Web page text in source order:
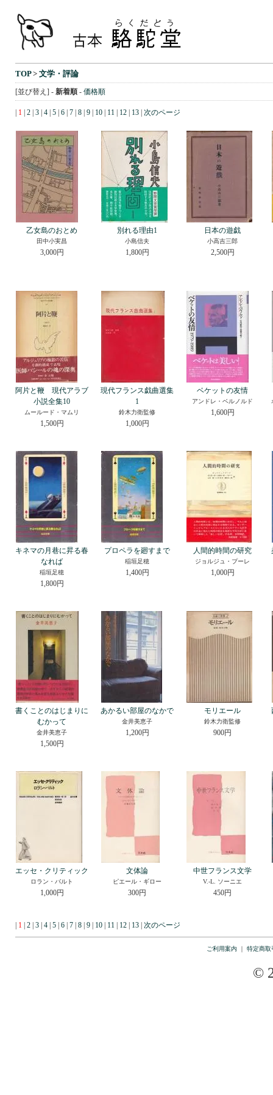
TOP> 文学・評論
[並び替え] - 新着順 - 価格順
1 2 3 4 5 6 7 8 9 10 11 12 13 次のページ
乙女島のおとめ
田中小実昌
3,000円
別れる理由1
小島信夫
1,800円
日本の遊戯
小高吉三郎
2,500円
阿片と鞭 現代アラブ
小説全集10
ムールード・マムリ
1,500円
現代フランス戯曲選集
1
鈴木力衛監修
1,000円
ベケットの友情
アンドレ・ベルノルド
1,600円
キネマの月巷に昇る春
なれば
稲垣足穂
1,800円
プロペラを廻すまで
稲垣足穂
1,400円
人間的時間の研究
ジョルジュ・プーレ
1,000円
書くことのはじまりに
むかって
金井美恵子
1,500円
あかるい部屋のなかで
金井美恵子
1,200円
モリエール
鈴木力衛監修
900円
エッセ・クリティック
ロラン・バルト
1,000円
文体論
ピエール・ギロー
300円
中世フランス文学
V.-L. ソーニエ
450円
1 2 3 4 5 6 7 8 9 10 11 12 13 次のページ
ご利用案内 ｜ 特定商取
©